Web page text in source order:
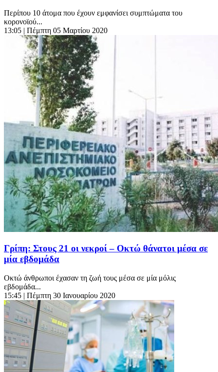
Περίπου 10 άτομα που έχουν εμφανίσει συμπτώματα του
κορονοϊού...
13:05 | Πέμπτη 05 Μαρτίου 2020
Γρίπη: Στους 21 οι νεκροί – Οκτώ θάνατοι μέσα σε
μία εβδομάδα
Οκτώ άνθρωποι έχασαν τη ζωή τους μέσα σε μία μόλις
εβδομάδα...
15:45 | Πέμπτη 30 Ιανουαρίου 2020